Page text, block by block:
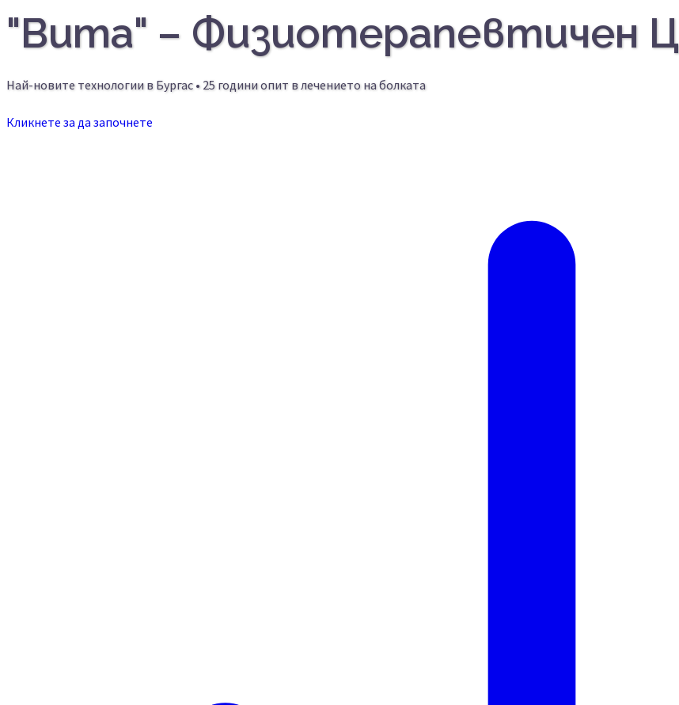
"Вита" – Физиотерапевтичен
Най-новите технологии в Бургас • 25 години опит в лечението на болката
Кликнете за да започнете